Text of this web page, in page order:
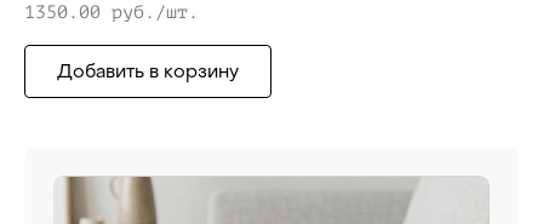
1350.00 руб./шт.
Добавить в корзину